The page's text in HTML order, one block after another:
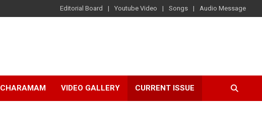
Editorial Board Youtube Video Songs Audio Message
CHARAMAM VIDEO GALLERY CURRENT ISSUE